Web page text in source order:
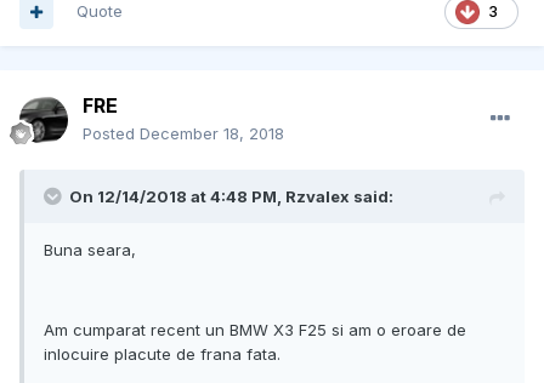
3
Quote
FRE
Posted December 18, 2018
On 12/14/2018 at 4:48 PM, Rzvalex said:
Buna seara,
Am cumparat recent un BMW X3 F25 si am o eroare de
inlocuire placute de frana fata.